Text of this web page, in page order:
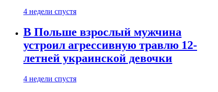
4 недели спустя
В Польше взрослый мужчина
устроил агрессивную травлю 12-
летней украинской девочки
4 недели спустя